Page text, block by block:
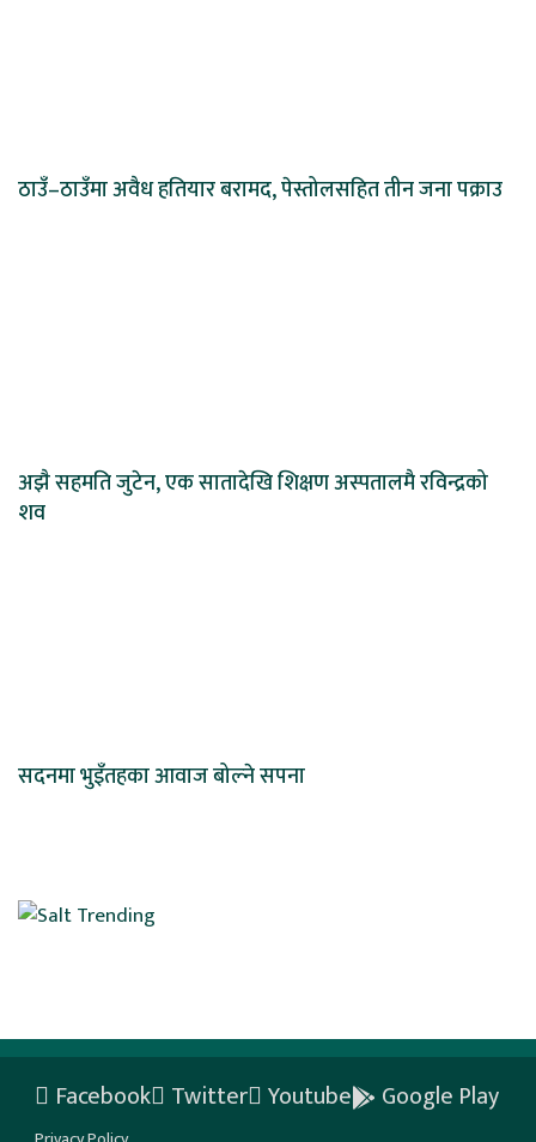
ठाउँ–ठाउँमा अवैध हतियार बरामद, पेस्तोलसहित तीन जना पक्राउ
अझै सहमति जुटेन, एक सातादेखि शिक्षण अस्पतालमै रविन्द्रको
शव
सदनमा भुइँतहका आवाज बोल्ने सपना
Facebook Twitter Youtube Google Play